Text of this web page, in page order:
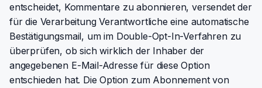
entscheidet, Kommentare zu abonnieren, versendet der
für die Verarbeitung Verantwortliche eine automatische
Bestätigungsmail, um im Double-Opt-In-Verfahren zu
überprüfen, ob sich wirklich der Inhaber der
angegebenen E-Mail-Adresse für diese Option
entschieden hat. Die Option zum Abonnement von